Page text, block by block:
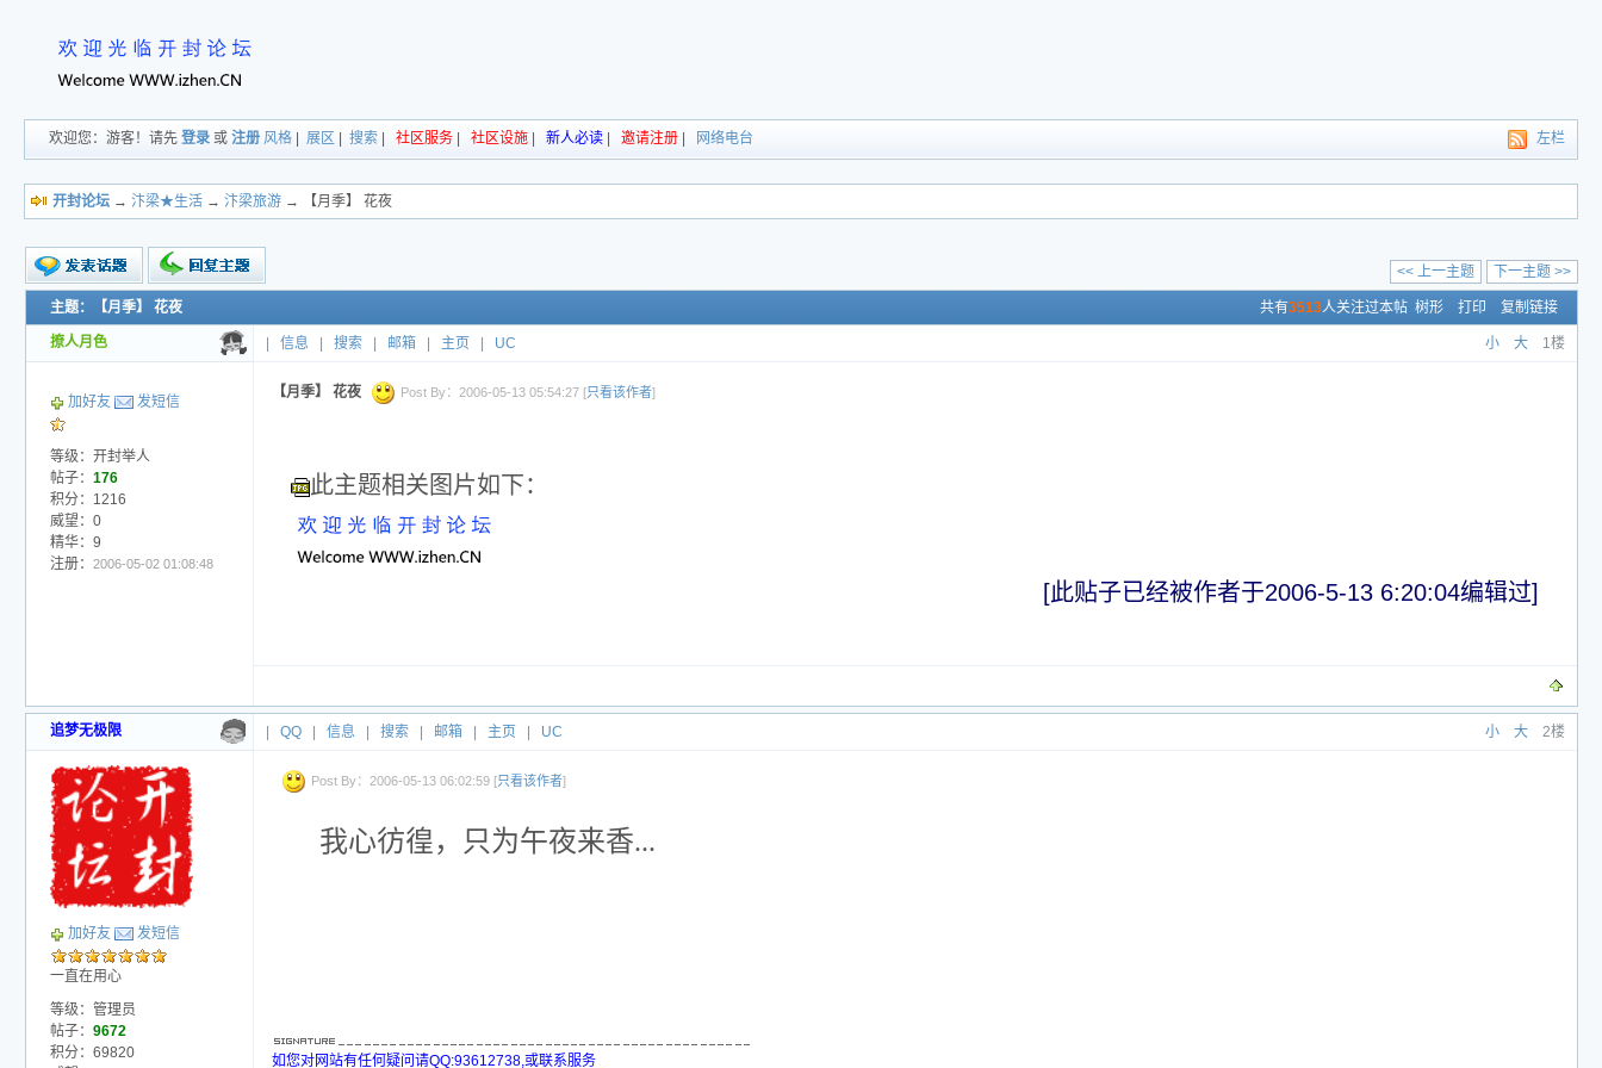
左栏
欢迎您：游客！请先登录 或注册 风格 |展区 |搜索 社区服务 社区设施 新人必读 邀请注册 网络电台
开封论坛 →汴梁★生活 →汴梁旅游 → 【月季】 花夜
新的主题
投票帖
交易帖
下一主题 >>
<< 上一主题
共有3513人关注过本帖 树形 打印 复制链接
主题：【月季】 花夜
撩人月色 小 大 1楼
信息 搜索 邮箱 主页 UC
加好友 发短信
等级：开封举人
帖子： 176
积分：1216
威望：0
精华：9
注册：
2006-05-02 01:08:48
【月季】 花夜 Post By：2006-05-13 05:54:27 [只看该作者]
此主题相关图片如下：
[此贴子已经被作者于2006-5-13 6:20:04编辑过]
追梦无极限 小 大 2楼
QQ 信息 搜索 邮箱 主页 UC
加好友 发短信
一直在用心
等级：管理员
帖子： 9672
积分：69820
Post By：2006-05-13 06:02:59 [只看该作者]
我心彷徨，只为午夜来香...
如您对网站有任何疑问请QQ:93612738,或联系服务